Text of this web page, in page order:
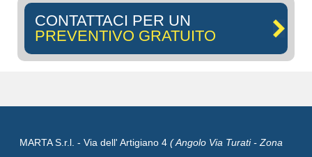
CONTATTACI PER UN
PREVENTIVO GRATUITO
MARTA S.r.l. - Via dell' Artigiano 4 ( Angolo Via Turati - Zona